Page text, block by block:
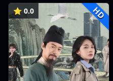
⭐ 0.0 HD